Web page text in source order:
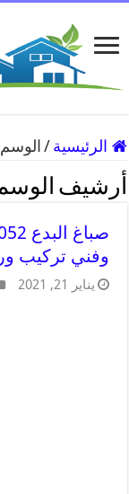
الرئيسية /
أرشيف
وفني تركيب
يناير 21, 2021